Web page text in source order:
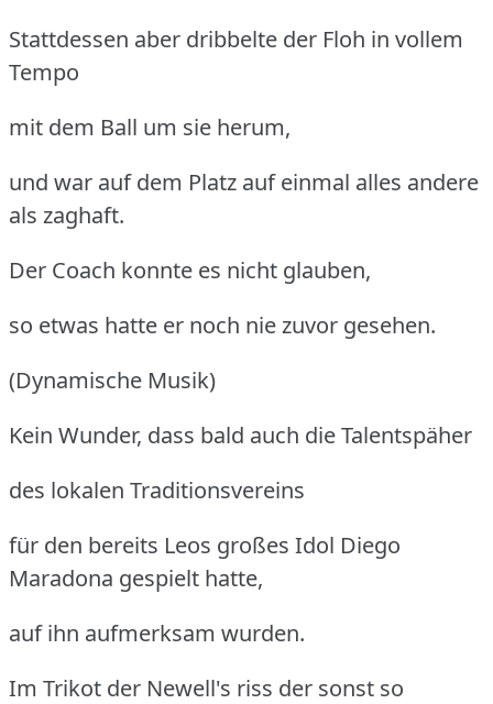
Stattdessen aber dribbelte der Floh in vollem
Tempo
mit dem Ball um sie herum,
und war auf dem Platz auf einmal alles andere
als zaghaft.
Der Coach konnte es nicht glauben,
so etwas hatte er noch nie zuvor gesehen.
(Dynamische Musik)
Kein Wunder, dass bald auch die Talentspäher
des lokalen Traditionsvereins
für den bereits Leos großes Idol Diego
Maradona gespielt hatte,
auf ihn aufmerksam wurden.
Im Trikot der Newell's riss der sonst so